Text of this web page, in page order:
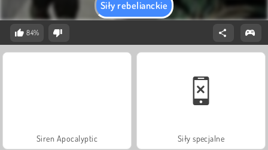
Siły rebelianckie
84%
Siren Apocalyptic Siły specjalne